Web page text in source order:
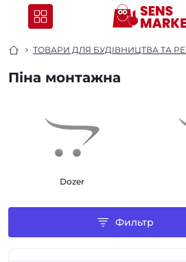
ТОВАРИ ДЛЯ БУДІВНИЦТВА ТА
Піна монтажна
Dozer
Фильтр